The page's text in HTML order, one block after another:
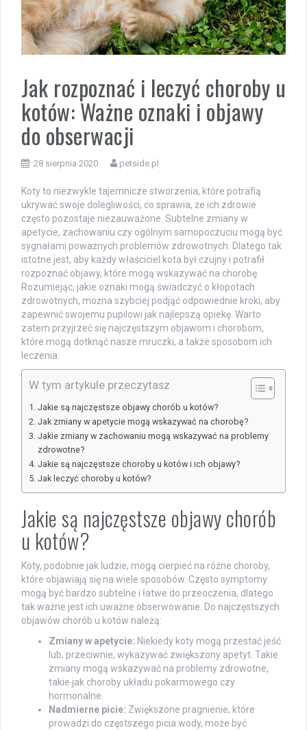
Jak rozpoznać i leczyć choroby u
kotów: Ważne oznaki i objawy
do obserwacji
28 sierpnia 2020 petside.pl
Koty to niezwykle tajemnicze stworzenia, które potrafią
ukrywać swoje dolegliwości, co sprawia, że ich zdrowie
często pozostaje niezauważone. Subtelne zmiany w
apetycie, zachowaniu czy ogólnym samopoczuciu mogą być
sygnałami poważnych problemów zdrowotnych. Dlatego tak
istotne jest, aby każdy właściciel kota był czujny i potrafił
rozpoznać objawy, które mogą wskazywać na chorobę.
Rozumiejąc, jakie oznaki mogą świadczyć o kłopotach
zdrowotnych, można szybciej podjąć odpowiednie kroki, aby
zapewnić swojemu pupilowi jak najlepszą opiekę. Warto
zatem przyjrzeć się najczęstszym objawom i chorobom,
które mogą dotknąć nasze mruczki, a także sposobom ich
leczenia.
W tym artykule przeczytasz
Jakie są najczęstsze objawy chorób u kotów?
Jak zmiany w apetycie mogą wskazywać na chorobę?
Jakie zmiany w zachowaniu mogą wskazywać na problemy
zdrowotne?
Jakie są najczęstsze choroby u kotów i ich objawy?
Jak leczyć choroby u kotów?
Jakie są najczęstsze objawy chorób
u kotów?
Koty, podobnie jak ludzie, mogą cierpieć na różne choroby,
które objawiają się na wiele sposobów. Często symptomy
mogą być bardzo subtelne i łatwe do przeoczenia, dlatego
tak ważne jest ich uważne obserwowanie. Do najczęstszych
objawów chorób u kotów należą:
Zmiany w apetycie: Niekiedy koty mogą przestać jeść
lub, przeciwnie, wykazywać zwiększony apetyt. Takie
zmiany mogą wskazywać na problemy zdrowotne,
takie jak choroby układu pokarmowego czy
hormonalne.
Nadmierne picie: Zwiększone pragnienie, które
prowadzi do częstszego picia wody, może być